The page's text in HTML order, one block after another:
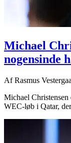
Michael
nogensinde
AfRasmus
Michael
WEC-løb i Qatar,